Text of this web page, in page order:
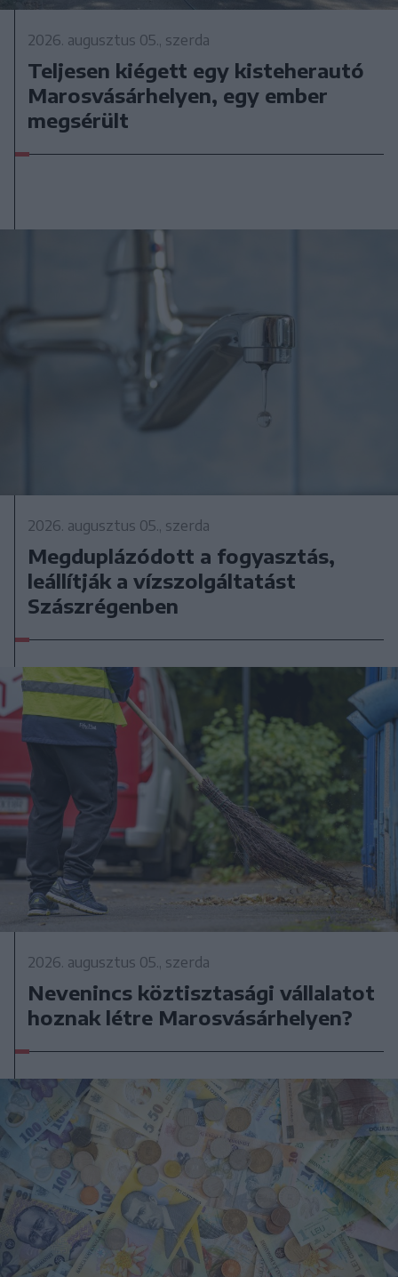
2026. augusztus 05., szerda
Teljesen kiégett egy kisteherautó
Marosvásárhelyen, egy ember
megsérült
2026. augusztus 05., szerda
Megduplázódott a fogyasztás,
leállítják a vízszolgáltatást
Szászrégenben
2026. augusztus 05., szerda
Nevenincs köztisztasági vállalatot
hoznak létre Marosvásárhelyen?